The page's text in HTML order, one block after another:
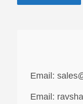
Email:
Email: